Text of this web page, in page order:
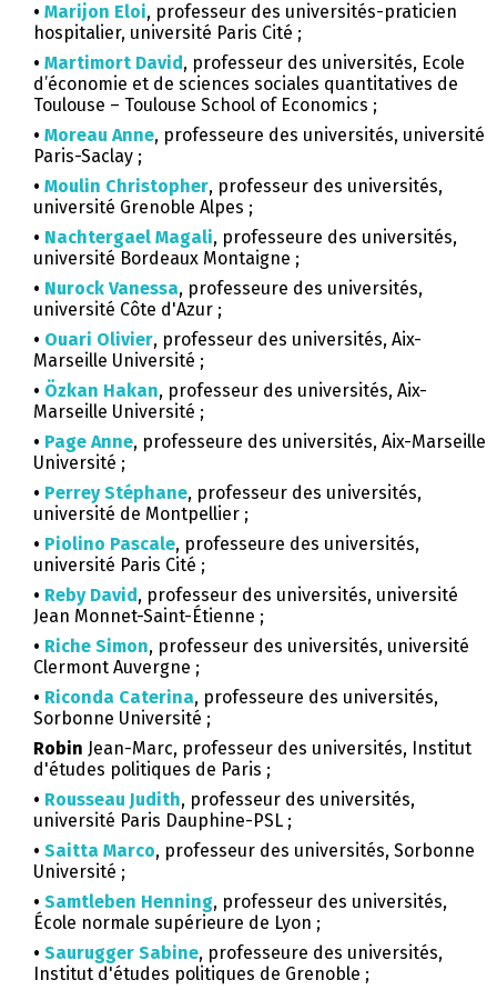
• Marijon Eloi, professeur des universités-praticien
hospitalier, université Paris Cité ;
• Martimort David, professeur des universités, Ecole
d’économie et de sciences sociales quantitatives de
Toulouse – Toulouse School of Economics ;
• Moreau Anne, professeure des universités, université
Paris-Saclay ;
• Moulin Christopher, professeur des universités,
université Grenoble Alpes ;
• Nachtergael Magali, professeure des universités,
université Bordeaux Montaigne ;
• Nurock Vanessa, professeure des universités,
université Côte d'Azur ;
• Ouari Olivier, professeur des universités, Aix-
Marseille Université ;
• Özkan Hakan, professeur des universités, Aix-
Marseille Université ;
• Page Anne, professeure des universités, Aix-Marseille
Université ;
• Perrey Stéphane, professeur des universités,
université de Montpellier ;
• Piolino Pascale, professeure des universités,
université Paris Cité ;
• Reby David, professeur des universités, université
Jean Monnet-Saint-Étienne ;
• Riche Simon, professeur des universités, université
Clermont Auvergne ;
• Riconda Caterina, professeure des universités,
Sorbonne Université ;
Robin Jean-Marc, professeur des universités, Institut
d'études politiques de Paris ;
• Rousseau Judith, professeur des universités,
université Paris Dauphine-PSL ;
• Saitta Marco, professeur des universités, Sorbonne
Université ;
• Samtleben Henning, professeur des universités,
École normale supérieure de Lyon ;
• Saurugger Sabine, professeure des universités,
Institut d'études politiques de Grenoble ;